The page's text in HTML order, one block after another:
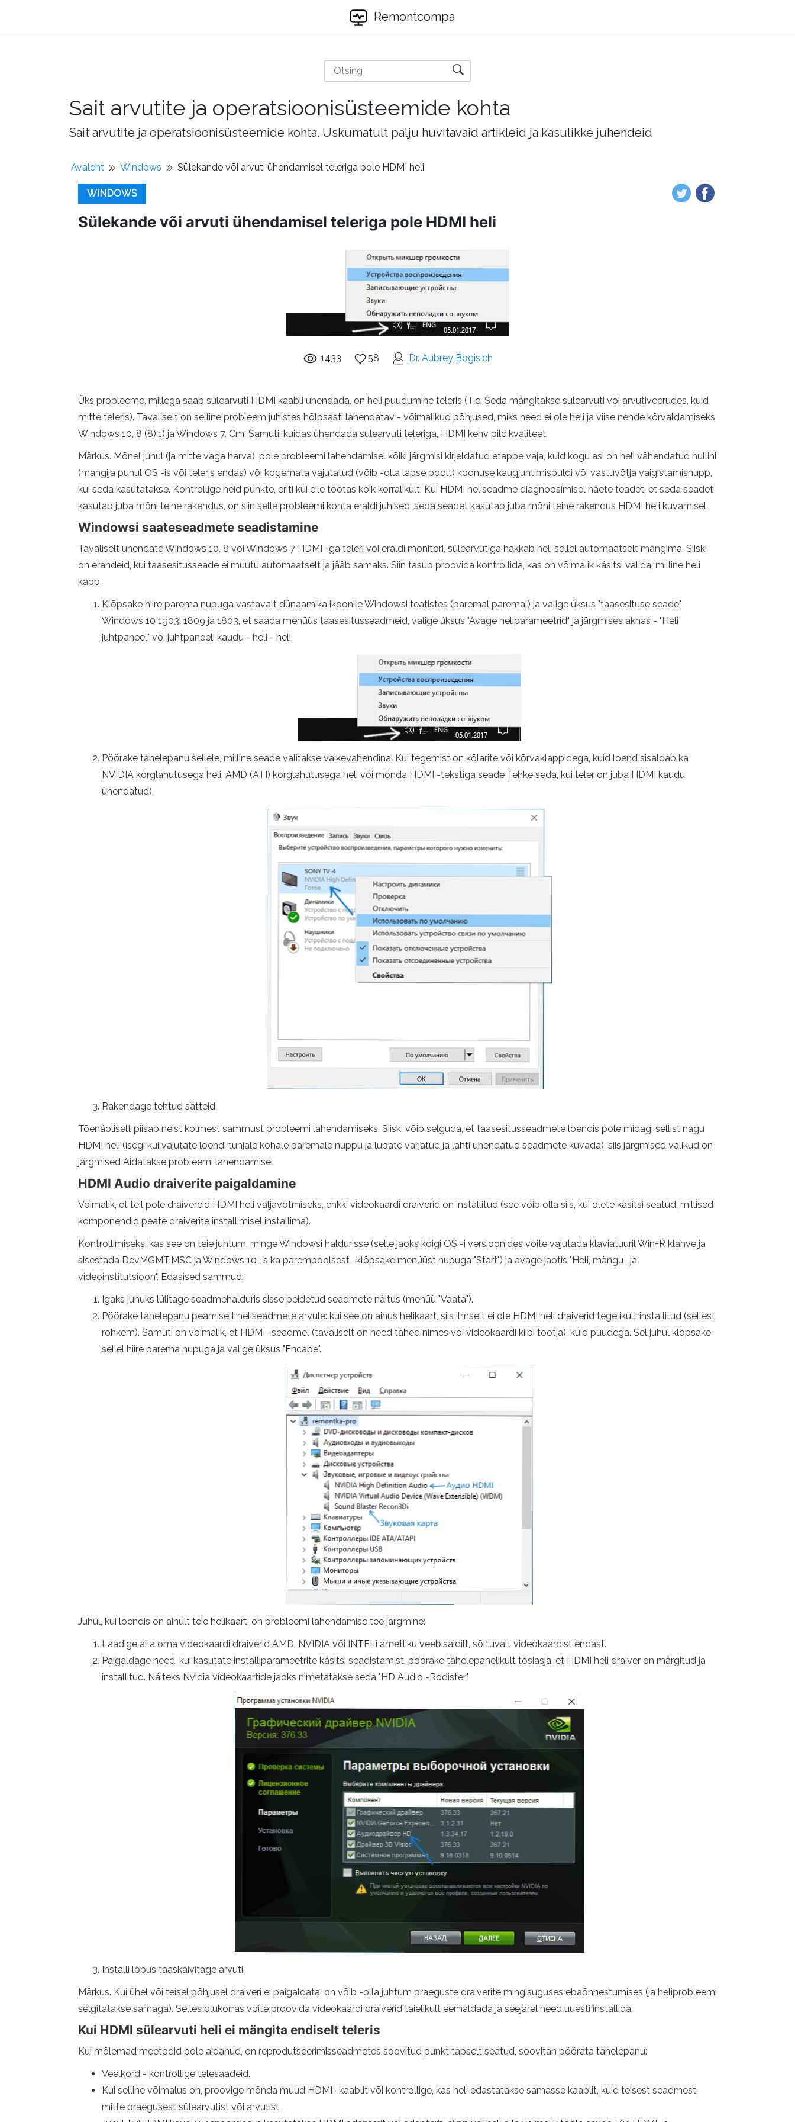
Remontcompa
Sait arvutite ja operatsioonisüsteemide kohta
Sait arvutite ja operatsioonisüsteemide kohta. Uskumatult palju huvitavaid artikleid ja kasulikke juhendeid
Avaleht Windows Sülekande või arvuti ühendamisel teleriga pole HDMI heli
WINDOWS
Sülekande või arvuti ühendamisel teleriga pole HDMI heli
1433 58 Dr. Aubrey Bogisich
Üks probleeme, millega saab sülearvuti HDMI kaabli ühendada, on heli puudumine teleris (T.e. Seda mängitakse sülearvuti või arvutiveerudes, kuid
mitte teleris). Tavaliselt on selline probleem juhistes hõlpsasti lahendatav - võimalikud põhjused, miks need ei ole heli ja viise nende kõrvaldamiseks
Windows 10, 8 (8).1) ja Windows 7. Cm. Samuti: kuidas ühendada sülearvuti teleriga, HDMI kehv pildikvaliteet.
Märkus. Mõnel juhul (ja mitte väga harva), pole probleemi lahendamisel kõiki järgmisi kirjeldatud etappe vaja, kuid kogu asi on heli vähendatud nullini
(mängija puhul OS -is või teleris endas) või kogemata vajutatud (võib -olla lapse poolt) koonuse kaugjuhtimispuldi või vastuvõtja vaigistamisnupp,
kui seda kasutatakse. Kontrollige neid punkte, eriti kui eile töötas kõik korralikult. Kui HDMI heliseadme diagnoosimisel näete teadet, et seda seadet
kasutab juba mõni teine ​​rakendus, on siin selle probleemi kohta eraldi juhised: seda seadet kasutab juba mõni teine ​​rakendus HDMI heli kuvamisel.
Windowsi saateseadmete seadistamine
Tavaliselt ühendate Windows 10, 8 või Windows 7 HDMI -ga teleri või eraldi monitori, sülearvutiga hakkab heli sellel automaatselt mängima. Siiski
on erandeid, kui taasesitusseade ei muutu automaatselt ja jääb samaks. Siin tasub proovida kontrollida, kas on võimalik käsitsi valida, milline heli
kaob.
Klõpsake hiire parema nupuga vastavalt dünaamika ikoonile Windowsi teatistes (paremal paremal) ja valige üksus "taasesituse seade".
Windows 10 1903, 1809 ja 1803, et saada menüüs taasesitusseadmeid, valige üksus "Avage heliparameetrid" ja järgmises aknas - "Heli
juhtpaneel" või juhtpaneeli kaudu - heli - heli.
Pöörake tähelepanu sellele, milline seade valitakse vaikevahendina. Kui tegemist on kõlarite või kõrvaklappidega, kuid loend sisaldab ka
NVIDIA kõrglahutusega heli, AMD (ATI) kõrglahutusega heli või mõnda HDMI -tekstiga seade Tehke seda, kui teler on juba HDMI kaudu
ühendatud).
Rakendage tehtud sätteid.
Tõenäoliselt piisab neist kolmest sammust probleemi lahendamiseks. Siiski võib selguda, et taasesitusseadmete loendis pole midagi sellist nagu
HDMI heli (isegi kui vajutate loendi tühjale kohale paremale nuppu ja lubate varjatud ja lahti ühendatud seadmete kuvada), siis järgmised valikud on
järgmised Aidatakse probleemi lahendamisel.
HDMI Audio draiverite paigaldamine
Võimalik, et teil pole draivereid HDMI heli väljavõtmiseks, ehkki videokaardi draiverid on installitud (see võib olla siis, kui olete käsitsi seatud, millised
komponendid peate draiverite installimisel installima).
Kontrollimiseks, kas see on teie juhtum, minge Windowsi haldurisse (selle jaoks kõigi OS -i versioonides võite vajutada klaviatuuril Win+R klahve ja
sisestada DevMGMT.MSC ja Windows 10 -s ka parempoolsest -klõpsake menüüst nupuga "Start") ja avage jaotis "Heli, mängu- ja
videoinstitutsioon". Edasised sammud:
Igaks juhuks lülitage seadmehalduris sisse peidetud seadmete näitus (menüü "Vaata").
Pöörake tähelepanu peamiselt heliseadmete arvule: kui see on ainus helikaart, siis ilmselt ei ole HDMI heli draiverid tegelikult installitud (sellest
rohkem). Samuti on võimalik, et HDMI -seadmel (tavaliselt on need tähed nimes või videokaardi kiibi tootja), kuid puudega. Sel juhul klõpsake
sellel hiire parema nupuga ja valige üksus "Encabe".
Juhul, kui loendis on ainult teie helikaart, on probleemi lahendamise tee järgmine:
Laadige alla oma videokaardi draiverid AMD, NVIDIA või INTELi ametliku veebisaidilt, sõltuvalt videokaardist endast.
Paigaldage need, kui kasutate installiparameetrite käsitsi seadistamist, pöörake tähelepanelikult tõsiasja, et HDMI heli draiver on märgitud ja
installitud. Näiteks Nvidia videokaartide jaoks nimetatakse seda "HD Audio -Rodister".
Installi lõpus taaskäivitage arvuti.
Märkus. Kui ühel või teisel põhjusel draiveri ei paigaldata, on võib -olla juhtum praeguste draiverite mingisuguses ebaõnnestumises (ja heliprobleemi
selgitatakse samaga). Selles olukorras võite proovida videokaardi draiverid täielikult eemaldada ja seejärel need uuesti installida.
Kui HDMI sülearvuti heli ei mängita endiselt teleris
Kui mõlemad meetodid pole aidanud, on reprodutseerimisseadmetes soovitud punkt täpselt seatud, soovitan pöörata tähelepanu:
Veelkord - kontrollige telesaadeid.
Kui selline võimalus on, proovige mõnda muud HDMI -kaablit või kontrollige, kas heli edastatakse samasse kaablit, kuid teisest seadmest,
mitte praegusest sülearvutist või arvutist.